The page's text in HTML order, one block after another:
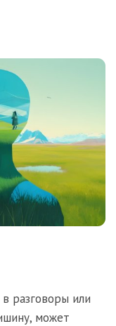
разговоры или
может